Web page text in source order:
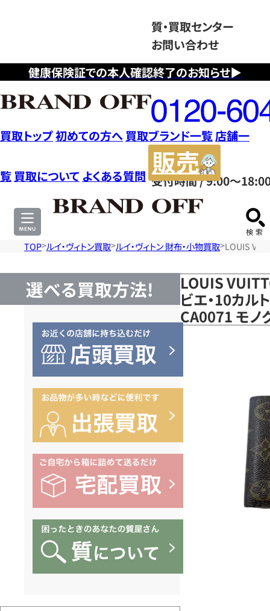
健康保険証での本人確認終了のお知らせ▶
質・買取センター
お問い合わせ
フ
リ
ー
ダ
イ
ヤ
ル
0120604117
受付時間 / 9:00～
買取トップ初めての方へ 買取ブランド一覧店舗一
覧 買取について よくある質問
サ
TOP ルイ・ヴィトン買取 ルイ・ヴィトン 財布・小物買取 LOUIS
選べる買取方法!
LOUIS
ビエ・10カル
CA0071 モノ